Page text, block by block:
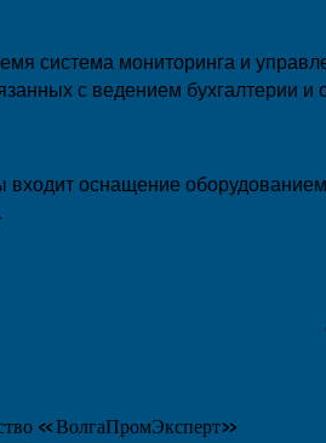
система мониторинга и
с ведением бухгалтерии и
оснащение
«ВолгаПромЭксперт»